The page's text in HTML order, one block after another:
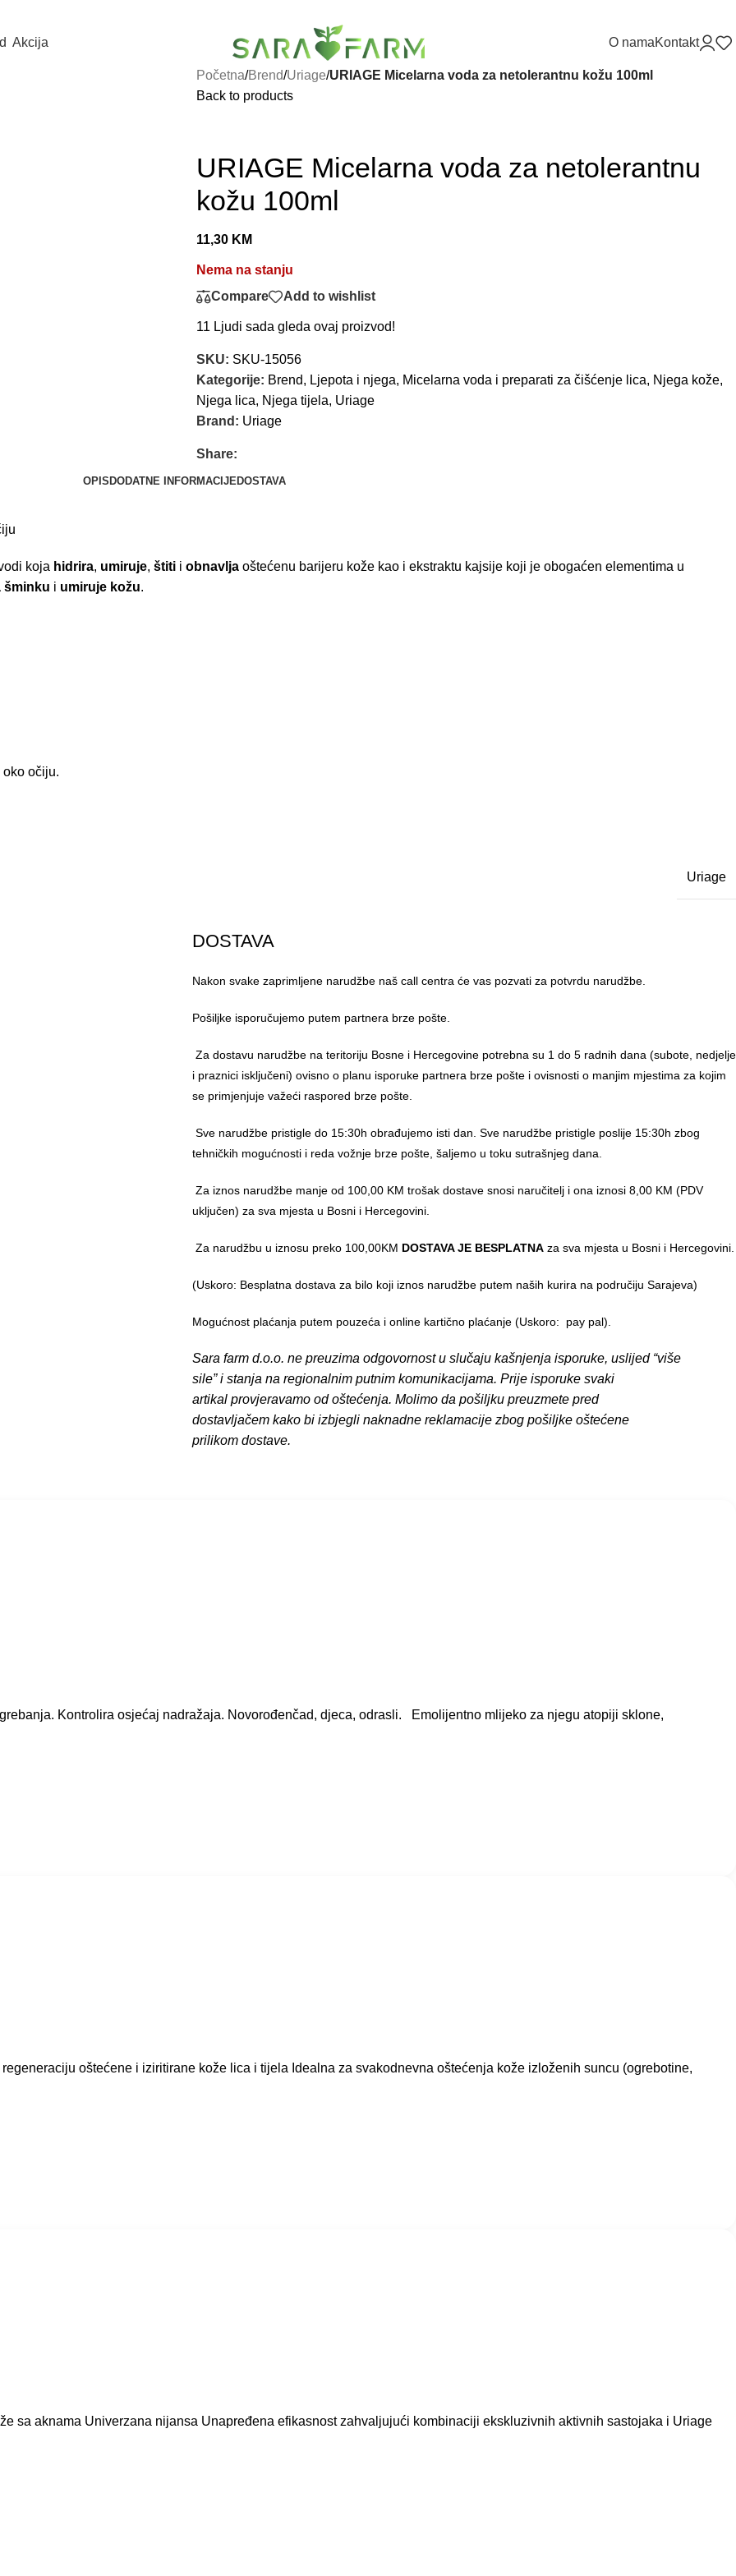
Akcija O namaKontakt
Početna/Brend/Uriage/URIAGE Micelarna voda za netolerantnu kožu 100ml
Back to products
URIAGE Micelarna voda za netolerantnu
kožu 100ml
11,30 KM
Nema na stanju
Compare
Add to wishlist
11 Ljudi sada gleda ovaj proizvod!
SKU: SKU-15056
Kategorije: Brend, Ljepota i njega, Micelarna voda i preparati za čišćenje lica, Njega kože,
Njega lica, Njega tijela, Uriage
Brand: Uriage
Share:
OPISDODATNE INFORMACIJEDOSTAVA
koja hidrira, umiruje, štiti i obnavlja oštećenu barijeru kože kao i ekstraktu kajsije koji je obogaćen elementima u
šminku i umiruje kožu.
očiju.
Uriage
DOSTAVA
Nakon svake zaprimljene narudžbe naš call centra će vas pozvati za potvrdu narudžbe.
Pošiljke isporučujemo putem partnera brze pošte.
Za dostavu narudžbe na teritoriju Bosne i Hercegovine potrebna su 1 do 5 radnih dana (subote, nedjelje
i praznici isključeni) ovisno o planu isporuke partnera brze pošte i ovisnosti o manjim mjestima za kojim
se primjenjuje važeći raspored brze pošte.
Sve narudžbe pristigle do 15:30h obrađujemo isti dan. Sve narudžbe pristigle poslije 15:30h zbog
tehničkih mogućnosti i reda vožnje brze pošte, šaljemo u toku sutrašnjeg dana.
Za iznos narudžbe manje od 100,00 KM trošak dostave snosi naručitelj i ona iznosi 8,00 KM (PDV
uključen) za sva mjesta u Bosni i Hercegovini.
Za narudžbu u iznosu preko 100,00KM DOSTAVA JE BESPLATNA za sva mjesta u Bosni i Hercegovini.
(Uskoro: Besplatna dostava za bilo koji iznos narudžbe putem naših kurira na područiju Sarajeva)
Mogućnost plaćanja putem pouzeća i online kartično plaćanje (Uskoro: pay pal).
Sara farm d.o.o. ne preuzima odgovornost u slučaju kašnjenja isporuke, uslijed “više
sile” i stanja na regionalnim putnim komunikacijama. Prije isporuke svaki
artikal provjeravamo od oštećenja. Molimo da pošiljku preuzmete pred
dostavljačem kako bi izbjegli naknadne reklamacije zbog pošiljke oštećene
prilikom dostave.
Kontrolira osjećaj nadražaja. Novorođenčad, djeca, odrasli. Emolijentno mlijeko za njegu atopiji sklone,
oštećene i iziritirane kože lica i tijela Idealna za svakodnevna oštećenja kože izloženih suncu (ogrebotine,
sa aknama Univerzana nijansa Unapređena efikasnost zahvaljujući kombinaciji ekskluzivnih aktivnih sastojaka i Uriage